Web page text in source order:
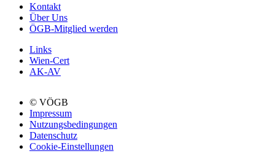
Kontakt
Über Uns
ÖGB-Mitglied werden
Links
Wien-Cert
AK-AV
© VÖGB
Impressum
Nutzungsbedingungen
Datenschutz
Cookie-Einstellungen